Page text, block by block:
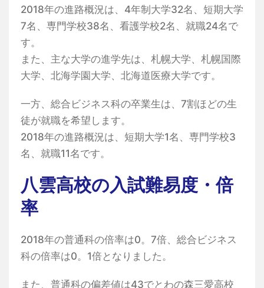
2018年の進路概況は、4年制大学32名、短期大学
7名、専門学校38名、看護学校2名、就職24名で
す。
また、主な大学の進学先は、札幌大学、札幌国際
大学、北海学園大学、北海道医療大学です。
一方、総合ビジネス科の卒業生は、7割ほどの生
徒が就職を希望します。
2018年の進路概況は、短期大学1名、専門学校3
名、就職11名です。
八雲高校の入試難易度・倍
率
2018年の普通科の倍率は0。7倍、総合ビジネス
科の倍率は0。1倍となりました。
また、普通科の偏差値は43でとわの森三愛高校